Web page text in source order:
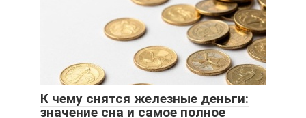
К чему снятся железные деньги:
значение сна и самое полное